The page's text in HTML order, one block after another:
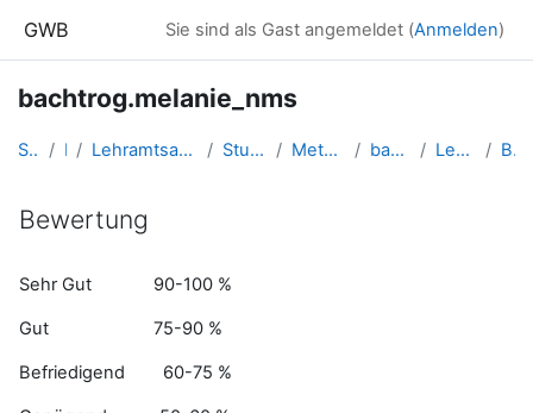
GWB Sie sind als Gast angemeldet (Anmelden)
bachtrog.melanie_nms
Startseite Kurse Lehramtsausbildung GW im Cluster Österreich Mitte Studentische Lernkurse Methodik der NMS - 2019 SS bachtrog.melanie_nms Lernzielkontrolle/Tests Bewertung
Bewertung
Sehr Gut 90-100 %
Gut 75-90 %
Befriedigend 60-75 %